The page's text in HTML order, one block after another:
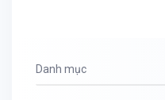
Danh mục